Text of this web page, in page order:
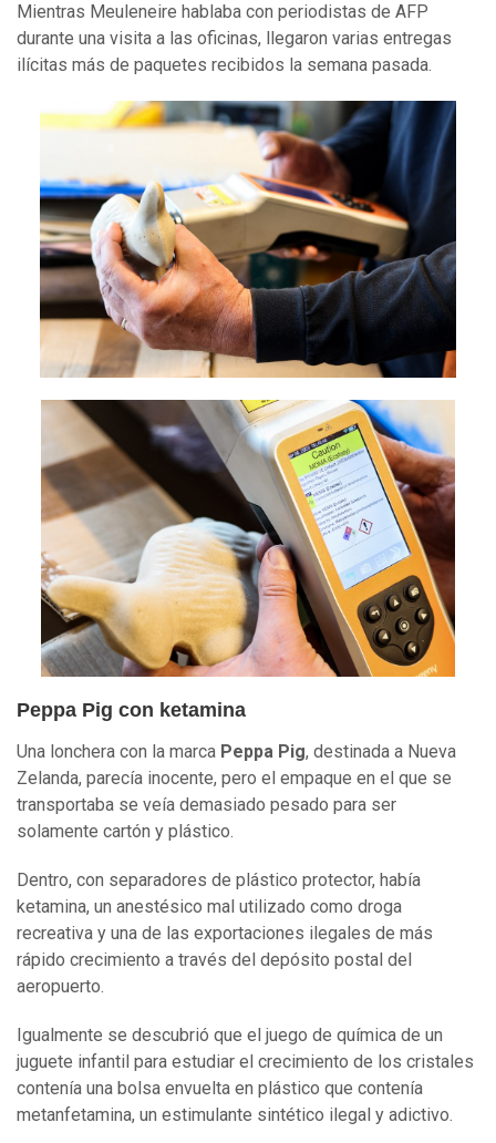
Mientras Meuleneire hablaba con periodistas de AFP
durante una visita a las oficinas, llegaron varias entregas
ilícitas más de paquetes recibidos la semana pasada.
Peppa Pig con ketamina
Una lonchera con la marca Peppa Pig, destinada a Nueva
Zelanda, parecía inocente, pero el empaque en el que se
transportaba se veía demasiado pesado para ser
solamente cartón y plástico.
Dentro, con separadores de plástico protector, había
ketamina, un anestésico mal utilizado como droga
recreativa y una de las exportaciones ilegales de más
rápido crecimiento a través del depósito postal del
aeropuerto.
Igualmente se descubrió que el juego de química de un
juguete infantil para estudiar el crecimiento de los cristales
contenía una bolsa envuelta en plástico que contenía
metanfetamina, un estimulante sintético ilegal y adictivo.